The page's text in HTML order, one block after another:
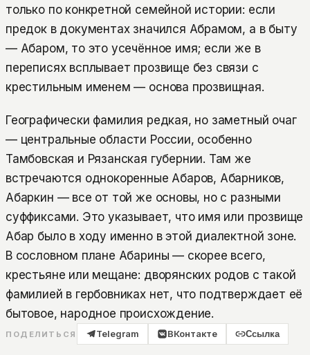
только по конкретной семейной истории: если
предок в документах значился Абрамом, а в быту
— Абаром, то это усечённое имя; если же в
переписях всплывает прозвище без связи с
крестильным именем — основа прозвищная.
Географически фамилия редкая, но заметный очаг
— центральные области России, особенно
Тамбовская и Рязанская губернии. Там же
встречаются однокоренные Абаров, Абарников,
Абаркин — все от той же основы, но с разными
суффиксами. Это указывает, что имя или прозвище
Абар было в ходу именно в этой диалектной зоне.
В сословном плане Абарины — скорее всего,
крестьяне или мещане: дворянских родов с такой
фамилией в гербовниках нет, что подтверждает её
бытовое, народное происхождение.
ПОДЕЛИТЬСЯ Telegram ВКонтакте Ссылка